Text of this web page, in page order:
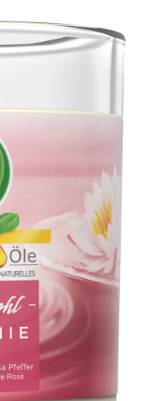
Verwendung
der Kerze verwendet